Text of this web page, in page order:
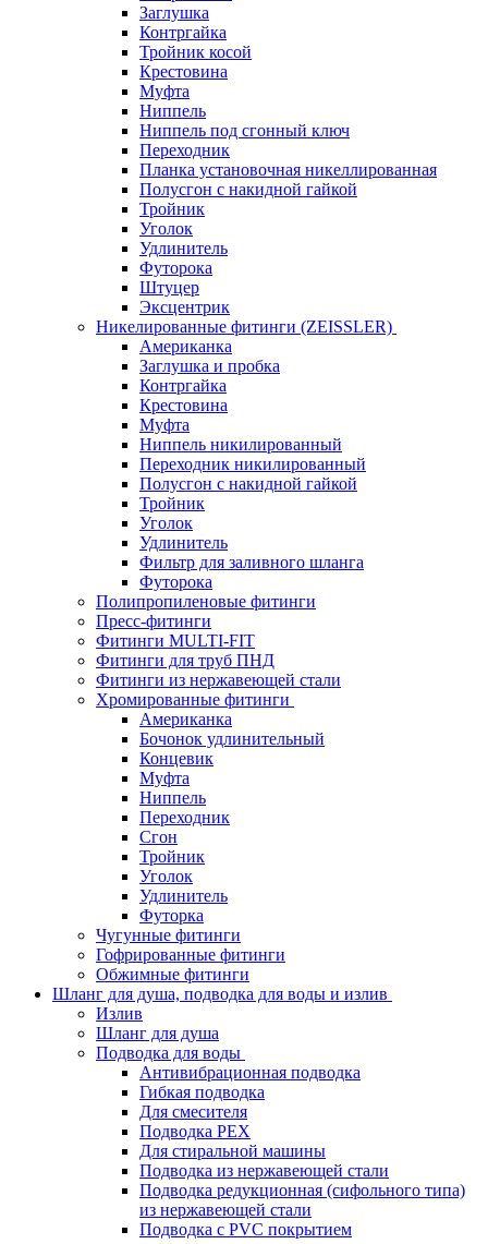
Заглушка
Контргайка
Тройник косой
Крестовина
Муфта
Ниппель
Ниппель под сгонный ключ
Переходник
Планка установочная никеллированная
Полусгон с накидной гайкой
Тройник
Уголок
Удлинитель
Футорока
Штуцер
Эксцентрик
Никелированные фитинги (ZEISSLER)
Американка
Заглушка и пробка
Контргайка
Крестовина
Муфта
Ниппель никилированный
Переходник никилированный
Полусгон с накидной гайкой
Тройник
Уголок
Удлинитель
Фильтр для заливного шланга
Футорока
Полипропиленовые фитинги
Пресс-фитинги
Фитинги MULTI-FIT
Фитинги для труб ПНД
Фитинги из нержавеющей стали
Хромированные фитинги
Американка
Бочонок удлинительный
Концевик
Муфта
Ниппель
Переходник
Сгон
Тройник
Уголок
Удлинитель
Футорка
Чугунные фитинги
Гофрированные фитинги
Обжимные фитинги
Шланг для душа, подводка для воды и излив
Излив
Шланг для душа
Подводка для воды
Антивибрационная подводка
Гибкая подводка
Для смесителя
Подводка PEX
Для стиральной машины
Подводка из нержавеющей стали
Подводка редукционная (сифольного типа)
из нержавеющей стали
Подводка с PVC покрытием